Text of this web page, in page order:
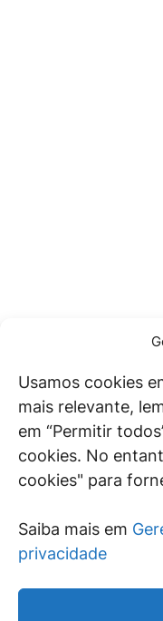
Usamos cookies
mais relevante,
em “Permitir
cookies. No
cookies" para
Saiba mais em
privacidade